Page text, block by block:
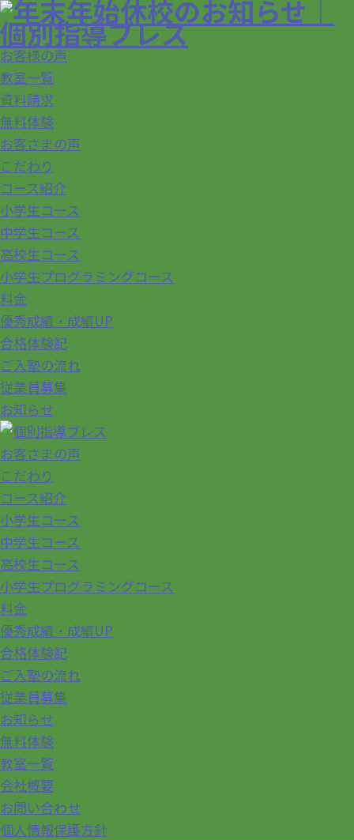
お客様の声
教室一覧
資料請求
無料体験
お客さまの声
こだわり
コース紹介
小学生コース
中学生コース
高校生コース
小学生プログラミングコース
料金
優秀成績・成績UP
合格体験記
ご入塾の流れ
従業員募集
お知らせ
お客さまの声
こだわり
コース紹介
小学生コース
中学生コース
高校生コース
小学生プログラミングコース
料金
優秀成績・成績UP
合格体験記
ご入塾の流れ
従業員募集
お知らせ
無料体験
教室一覧
会社概要
お問い合わせ
個人情報保護方針